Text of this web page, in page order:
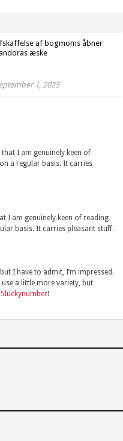
af bogmoms åbner
æske
1, 2025
I am genuinely keen of
a regular basis. It carries
I am genuinely keen of reading
basis. It carries pleasant stuff.
I have to admit, I’m impressed.
a little more variety, but
!